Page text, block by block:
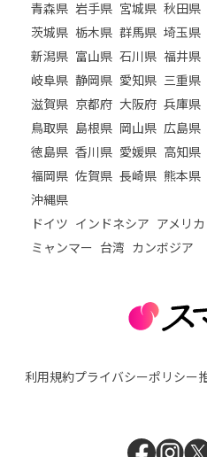
青森県 岩手県 宮城県 秋田県
茨城県 栃木県 群馬県 埼玉県
新潟県 富山県 石川県 福井県
岐阜県 静岡県 愛知県 三重県
滋賀県 京都府 大阪府 兵庫県
鳥取県 島根県 岡山県 広島県
徳島県 香川県 愛媛県 高知県
福岡県 佐賀県 長崎県 熊本県
沖縄県
ドイツ インドネシア アメリカ
ミャンマー 台湾 カンボジア
利用規約プライバシーポリシー